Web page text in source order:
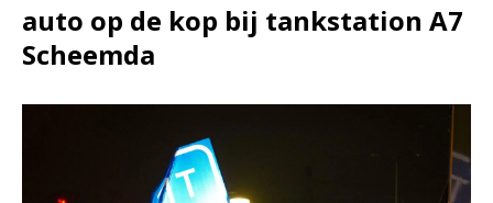
auto op de kop bij tankstation A7
Scheemda